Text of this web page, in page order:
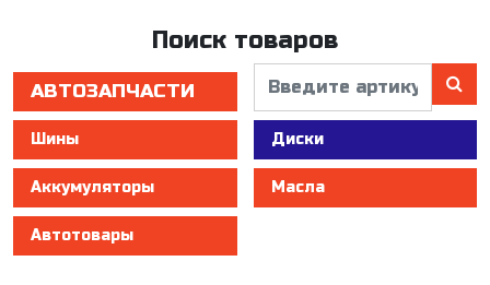
Поиск товаров
АВТОЗАПЧАСТИ
Шины Диски
Аккумуляторы Масла
Автотовары